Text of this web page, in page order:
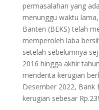
permasalahan yang
menunggu waktu
Banten (BEKS) telah
memperoleh laba
setelah sebelumnya
2016 hingga akhir
menderita kerugian
Desember 2022, Bank
kerugian sebesar